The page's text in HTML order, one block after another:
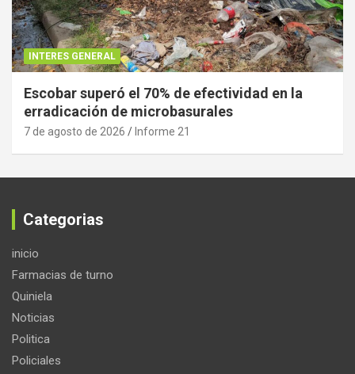
INTERES GENERAL
Escobar superó el 70% de efectividad en la
erradicación de microbasurales
7 de agosto de 2026 Informe 21
Categorias
inicio
Farmacias de turno
Quiniela
Noticias
Politica
Policiales